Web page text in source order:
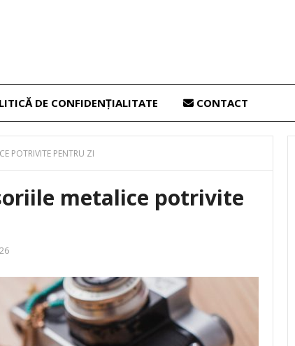
DE CONFIDENȚIALITATE CONTACT
POTRIVITE PENTRU ZI
metalice potrivite